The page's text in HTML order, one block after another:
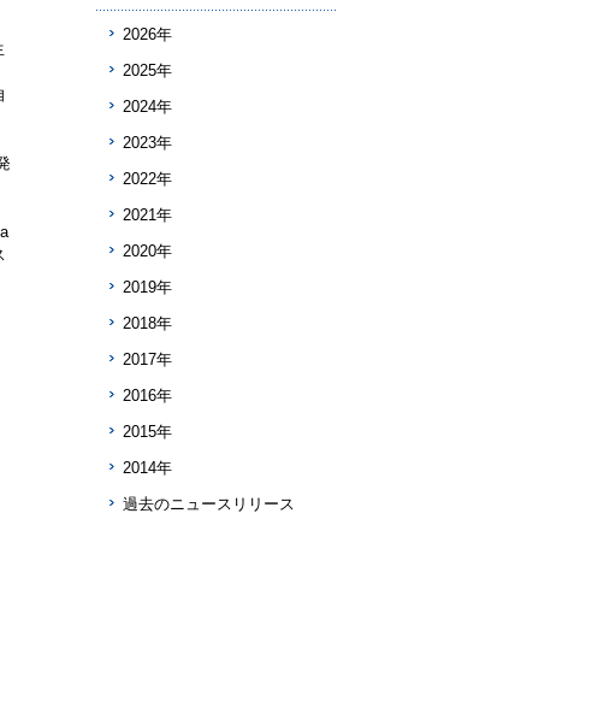
2026年
2025年
2024年
2023年
2022年
2021年
2020年
2019年
2018年
2017年
2016年
2015年
2014年
過去のニュースリリース